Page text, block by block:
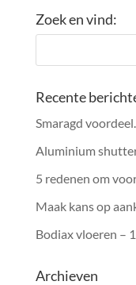
Zoek en vind:
Recente
Smaragd
Aluminium
5 redenen om
Maak kans op
Bodiax vloeren –
Archieven